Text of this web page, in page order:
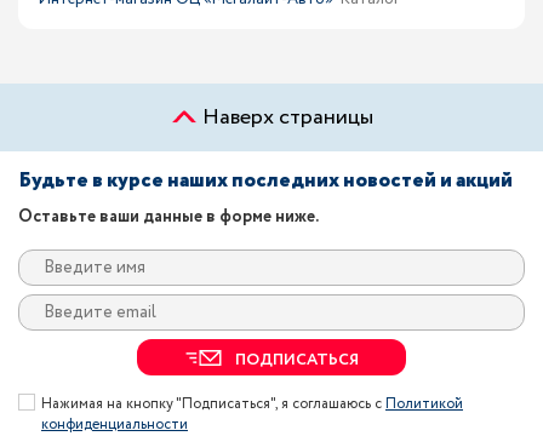
Наверх страницы
Будьте в курсе наших последних новостей и акций
Оставьте ваши данные в форме ниже.
ПОДПИСАТЬСЯ
Нажимая на кнопку "Подписаться", я соглашаюсь сПолитикой
конфиденциальности